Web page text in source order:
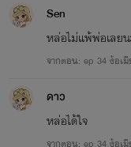
ของท้องถิ่น
(๔)คำพิพากษา ค
(๕)คำแปลและ
กระทรวง ทบวง กรม
Sen
หล่อไม่แพ้พ่อเลยน
จากตอน: ep 34 ง้อเมี
ดาว
หล่อได้ใจ
จากตอน: ep 34 ง้อเมี